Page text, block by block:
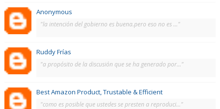
Anonymous
"la intención del gobierno es buena.pero eso no es ..."
Ruddy Frías
"a propósito de la discusión que se ha generado por..."
Best Amazon Product, Trustable & Efficient
"como es posible que ustedes se presten a reproduci..."